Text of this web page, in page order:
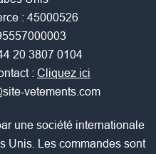
: 45000526
20 3807 0104
: Cliquez ici
vetements.com
une société internationale
Unis. Les commandes sont